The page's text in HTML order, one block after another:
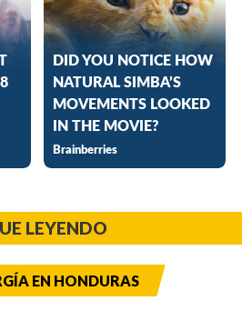
LEYENDO
EN HONDURAS